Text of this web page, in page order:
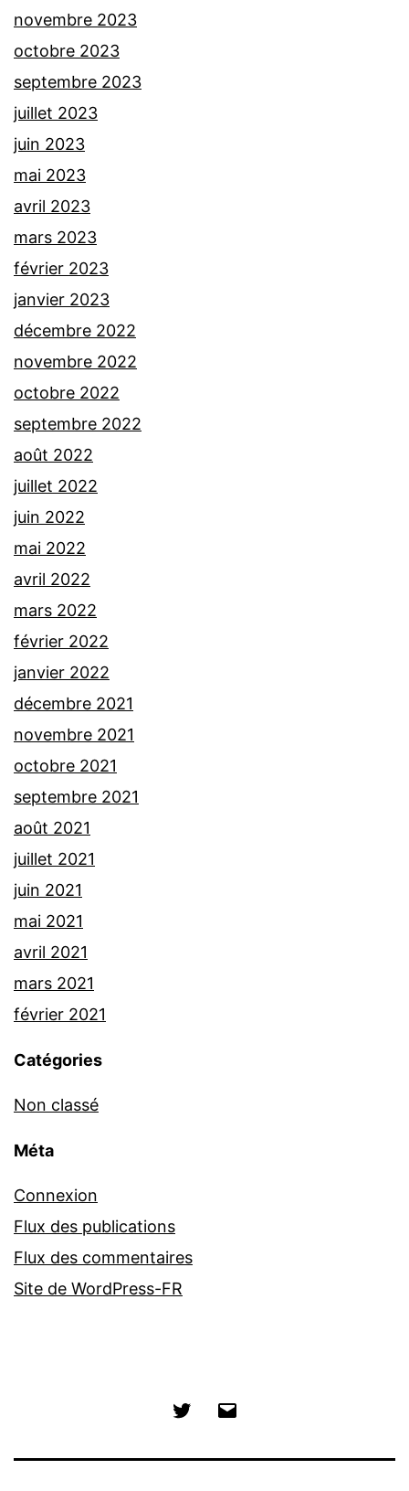
novembre 2023
octobre 2023
septembre 2023
juillet 2023
juin 2023
mai 2023
avril 2023
mars 2023
février 2023
janvier 2023
décembre 2022
novembre 2022
octobre 2022
septembre 2022
août 2022
juillet 2022
juin 2022
mai 2022
avril 2022
mars 2022
février 2022
janvier 2022
décembre 2021
novembre 2021
octobre 2021
septembre 2021
août 2021
juillet 2021
juin 2021
mai 2021
avril 2021
mars 2021
février 2021
Catégories
Non classé
Méta
Connexion
Flux des publications
Flux des commentaires
Site de WordPress-FR
Twitter